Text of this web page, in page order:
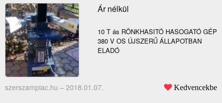
Ár nélkül
10 T ás RÖNKHASITÓ HASOGATÓ GÉP
380 V OS ÚJSZERŰ ÁLLAPOTBAN
ELADÓ
szerszampiac.hu – 2018.01.07. Kedvencekbe